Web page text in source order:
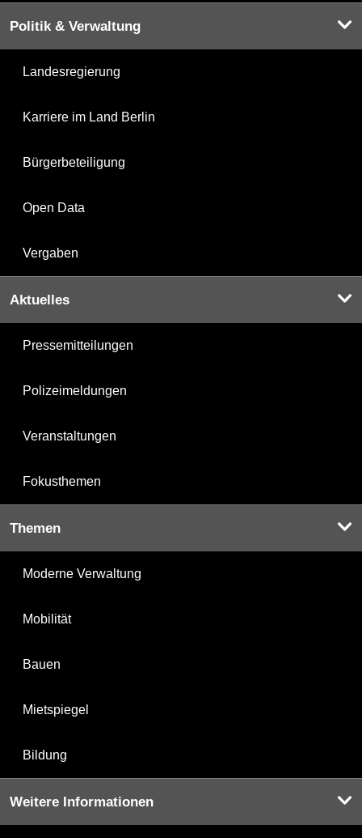
Politik & Verwaltung
Landesregierung
Karriere im Land Berlin
Bürgerbeteiligung
Open Data
Vergaben
Aktuelles
Pressemitteilungen
Polizeimeldungen
Veranstaltungen
Fokusthemen
Themen
Moderne Verwaltung
Mobilität
Bauen
Mietspiegel
Bildung
Weitere Informationen